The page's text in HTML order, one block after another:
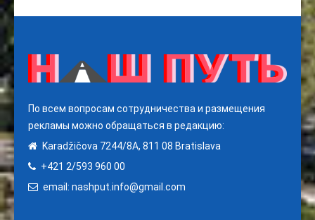
По всем вопросам сотрудничества и размещения
рекламы можно обращаться в редакцию:
Karadžičova 7244/8A, 811 08 Bratislava
+421 2/593 960 00
email: nashput.info@gmail.com